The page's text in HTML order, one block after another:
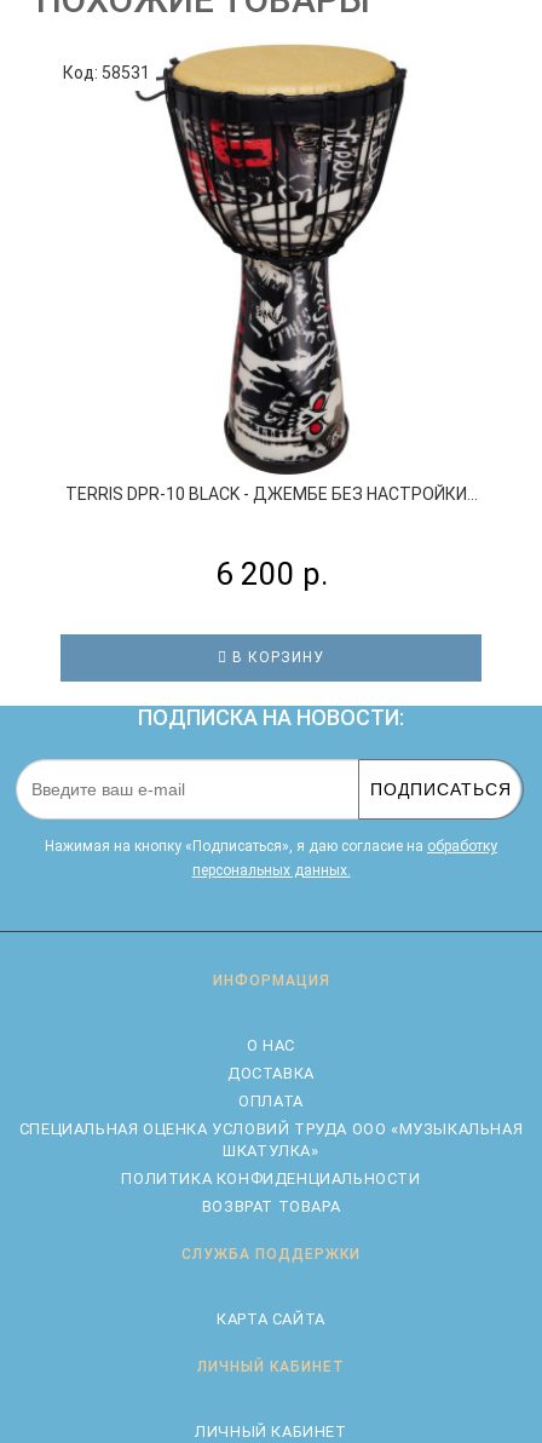
Код: 58531
TERRIS DPR-10 BLACK - ДЖЕМБЕ БЕЗ НАСТРОЙКИ...
6 200 р.
В КОРЗИНУ
ПОДПИСКА НА НОВОСТИ:
ПОДПИСАТЬСЯ
Нажимая на кнопку «Подписаться», я даю cогласие на обработку
персональных данных.
ИНФОРМАЦИЯ
О НАС
ДОСТАВКА
ОПЛАТА
CПЕЦИАЛЬНАЯ ОЦЕНКА УСЛОВИЙ ТРУДА ООО «МУЗЫКАЛЬНАЯ
ШКАТУЛКА»
ПОЛИТИКА КОНФИДЕНЦИАЛЬНОСТИ
ВОЗВРАТ ТОВАРА
СЛУЖБА ПОДДЕРЖКИ
КАРТА САЙТА
ЛИЧНЫЙ КАБИНЕТ
ЛИЧНЫЙ КАБИНЕТ